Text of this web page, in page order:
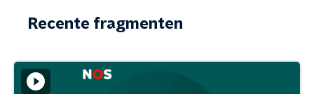
Recente fragmenten